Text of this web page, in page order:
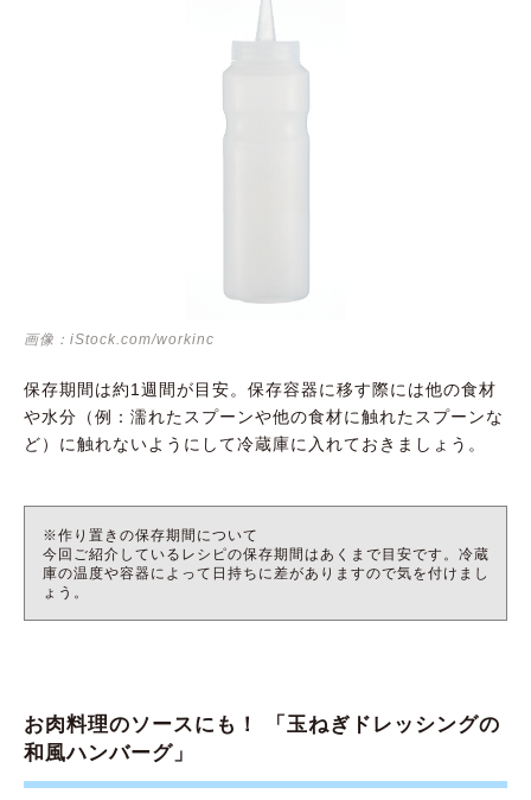
画像：iStock.com/workinc
保存期間は約1週間が目安。保存容器に移す際には他の食材
や水分（例：濡れたスプーンや他の食材に触れたスプーンな
ど）に触れないようにして冷蔵庫に入れておきましょう。
※作り置きの保存期間について
今回ご紹介しているレシピの保存期間はあくまで目安です。冷蔵
庫の温度や容器によって日持ちに差がありますので気を付けまし
ょう。
お肉料理のソースにも！ 「玉ねぎドレッシングの
和風ハンバーグ」